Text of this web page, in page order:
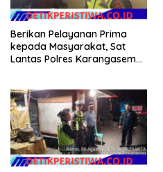
Berikan Pelayanan Prima
kepada Masyarakat, Sat
Lantas Polres Karangasem